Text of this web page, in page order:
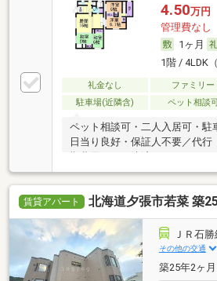
4.50万円
管理費なし
1ヶ月
1階 / 4LDK
礼金なし ファミリー
駐車場(近隣含)
ペット相談
ペット相談可・二人入居可・駐
日当り良好・保証人不要／代行
期費用カード決済可
賃貸アパート 北海道夕張市若菜 築
ＪＲ石
その他の交通
築25年2ヶ